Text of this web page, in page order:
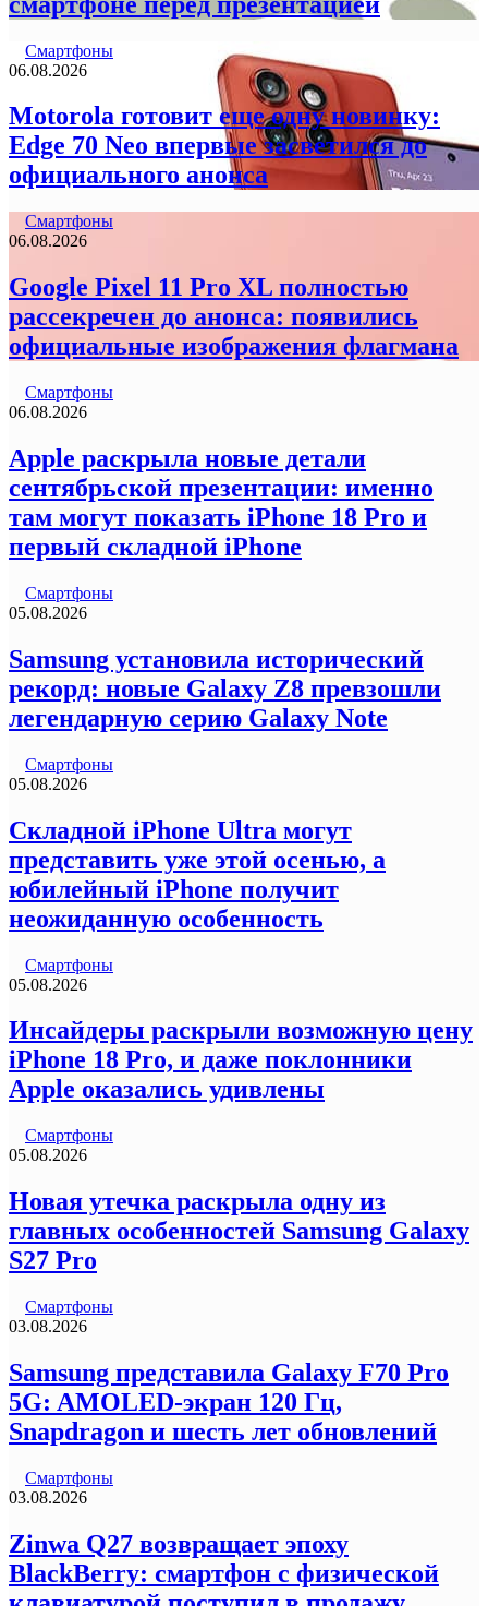
Смартфоны
06.08.2026
Motorola готовит еще одну новинку:
Edge 70 Neo впервые засветился до
официального анонса
Смартфоны
06.08.2026
Google Pixel 11 Pro XL полностью
рассекречен до анонса: появились
официальные изображения флагмана
Смартфоны
06.08.2026
Apple раскрыла новые детали
сентябрьской презентации: именно
там могут показать iPhone 18 Pro и
первый складной iPhone
Смартфоны
05.08.2026
Samsung установила исторический
рекорд: новые Galaxy Z8 превзошли
легендарную серию Galaxy Note
Смартфоны
05.08.2026
Складной iPhone Ultra могут
представить уже этой осенью, а
юбилейный iPhone получит
неожиданную особенность
Смартфоны
05.08.2026
Инсайдеры раскрыли возможную цену
iPhone 18 Pro, и даже поклонники
Apple оказались удивлены
Смартфоны
05.08.2026
Новая утечка раскрыла одну из
главных особенностей Samsung Galaxy
S27 Pro
Смартфоны
03.08.2026
Samsung представила Galaxy F70 Pro
5G: AMOLED-экран 120 Гц,
Snapdragon и шесть лет обновлений
Смартфоны
03.08.2026
Zinwa Q27 возвращает эпоху
BlackBerry: смартфон с физической